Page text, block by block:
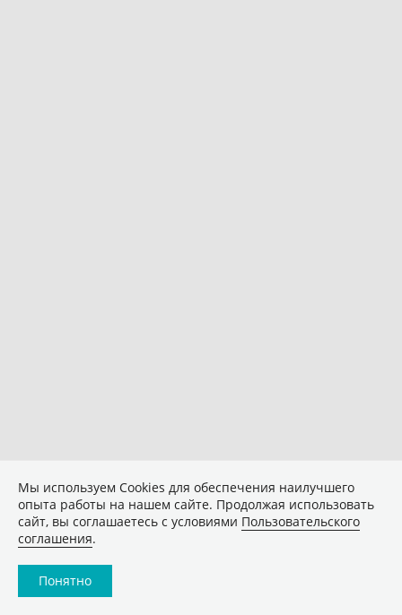
Мы используем Сookies для обеспечения наилучшего
опыта работы на нашем сайте. Продолжая использовать
сайт, вы соглашаетесь с условиями Пользовательского
соглашения.
Понятно